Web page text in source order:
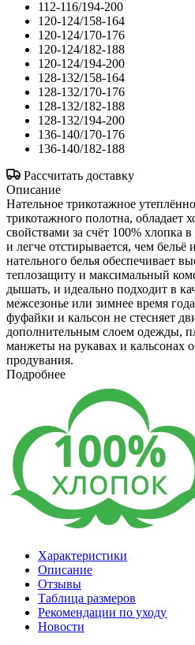
112-116/194-200
120-124/158-164
120-124/170-176
120-124/182-188
120-124/194-200
128-132/158-164
128-132/170-176
128-132/182-188
128-132/194-200
136-140/170-176
136-140/182-188
Рассчитать доставку
Описание
Нательное трикотажное
трикотажного полотна, обладает
свойствами за счёт 100% хлопка
и легче отстирывается, чем бельё
нательного белья обеспечивает
теплозащиту и максимальный
дышать, и идеально подходит в
межсезонье или зимнее время
фуфайки и кальсон не стесняет
дополнительным слоем одежды,
манжеты на рукавах и кальсонах
продувания.
Подробнее
Характеристики
Описание
Отзывы
Таблица размеров
Рекомендации по уходу
Новости